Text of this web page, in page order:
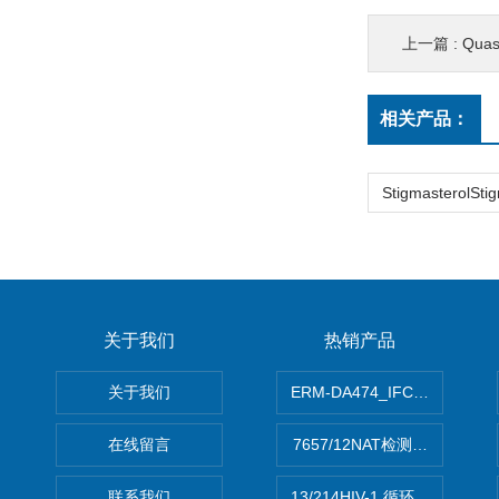
上一篇 :
相关产品：
关于我们
关于我们
在线留言
热销产品
ERM-DA474_IFCCC反应蛋
7657/12NAT检测的D型肝炎